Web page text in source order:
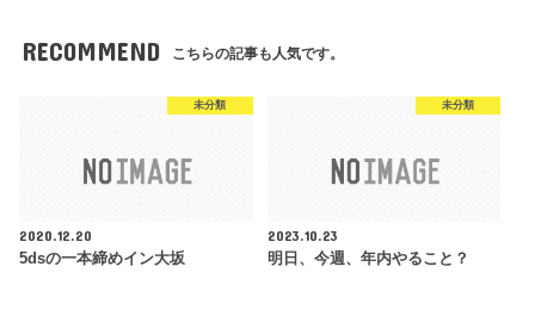
RECOMMEND こちらの記事も人気です。
未分類
2020.12.20
5dsの一本締めイン大坂
未分類
2023.10.23
明日、今週、年内やること？